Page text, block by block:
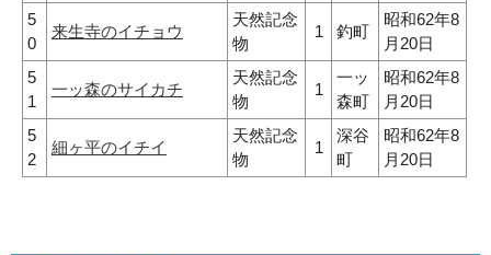
5
0
来生寺のイチョウ
天然記念
物
1 釣町
昭和62年8
月20日
5
1
一ッ森のサイカチ
天然記念
物
1
一ッ
森町
昭和62年8
月20日
5
2
細ヶ平のイチイ
天然記念
物
1
深谷
町
昭和62年8
月20日